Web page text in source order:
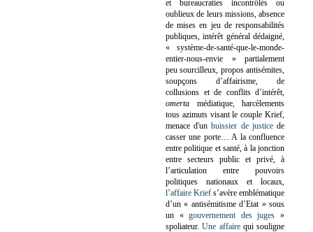
et bureaucraties incontrôlés ou
oublieux de leurs missions, absence
de mises en jeu de responsabilités
publiques, intérêt général dédaigné,
« système-de-santé-que-le-monde-
entier-nous-envie » partialement
peu sourcilleux, propos antisémites,
soupçons d’affairisme, de
collusions et de conflits d’intérêt,
omerta médiatique, harcèlements
tous azimuts visant le couple Krief,
menace d'unhuissier de justicede
casser une porte… A la confluence
entre politique et santé, à la jonction
entre secteurs public et privé, à
l’articulation entre pouvoirs
politiques nationaux et locaux,
l’affaire Krief s’avère emblématique
d’un « antisémitisme d’Etat » sous
un «gouvernement des juges »
spoliateur.Une affairequi souligne